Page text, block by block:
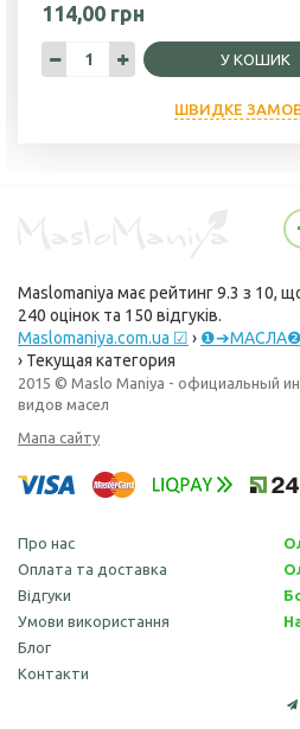
114,00 грн
У КОШИК
ШВИДКЕ
Maslomaniya має рейтинг9.3 з 10,
240 оцінок та 150 відгуків.
Maslomaniya.com.ua ☑ ›
› Текущая категория
2015 © Maslo Maniya - официальный
видов масел
Мапа сайту
Про нас
Оплата та доставка
Відгуки
Умови використання
Блог
Контакти